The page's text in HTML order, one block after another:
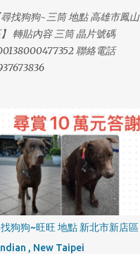
尋找狗狗~三筒 地點 高雄市鳳山
轉貼內容 三筒 晶片號碼
聯絡電話
狗狗~旺旺 地點 新北市新店區
, New Taipei